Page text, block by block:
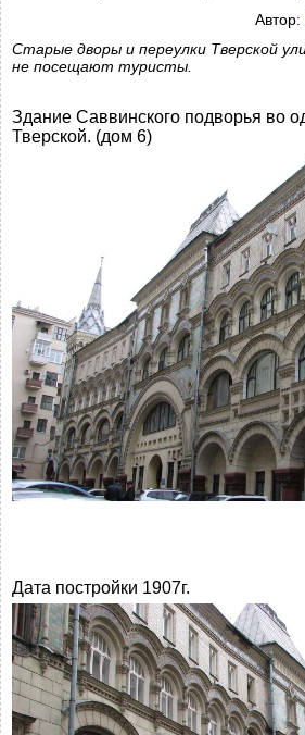
Автор:
Старые дворы и переулки Тверской
не посещают туристы.
Здание Саввинского подворья во
Тверской. (дом 6)
Дата постройки 1907г.